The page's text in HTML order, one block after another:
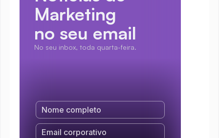
Marketing
no seu email
No seu inbox, toda quarta-feira.